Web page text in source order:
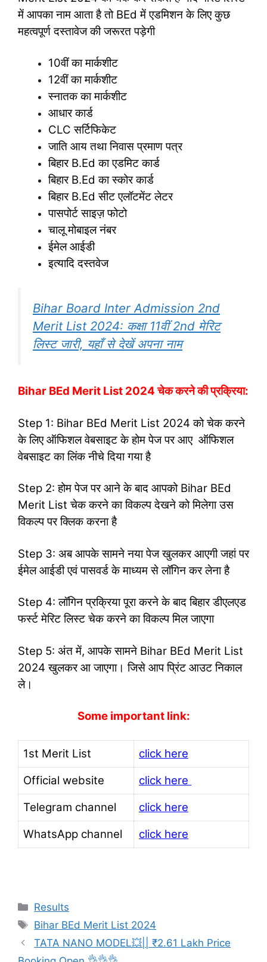
में आपका नाम आता है तो BEd में एडमिशन के लिए कुछ
महत्वपूर्ण दस्तावेज की जरूरत पड़ेगी
10वीं का मार्कशीट
12वीं का मार्कशीट
स्नातक का मार्कशीट
आधार कार्ड
CLC सर्टिफिकेट
जाति आय तथा निवास प्रमाण पत्र
बिहार B.Ed का एडमिट कार्ड
बिहार B.Ed का स्कोर कार्ड
बिहार B.Ed सीट एलॉटमेंट लेटर
पासपोर्ट साइज़ फोटो
चालू मोबाइल नंबर
ईमेल आईडी
इत्यादि दस्तवेज
Bihar Board Inter Admission 2nd
Merit List 2024: कक्षा 11वीं 2nd मेरिट
लिस्ट जारी, यहाँ से देखें अपना नाम
Bihar BEd Merit List 2024 चेक करने की प्रक्रिया:
Step 1: Bihar BEd Merit List 2024 को चेक करने
के लिए ऑफिशल वेबसाइट के होम पेज पर आए ऑफिशल
वेबसाइट का लिंक नीचे दिया गया है
Step 2: होम पेज पर आने के बाद आपको Bihar BEd
Merit List चेक करने का विकल्प देखने को मिलेगा उस
विकल्प पर क्लिक करना है
Step 3: अब आपके सामने नया पेज खुलकर आएगी जहां पर
ईमेल आईडी एवं पासवर्ड के माध्यम से लॉगिन कर लेना है
Step 4: लॉगिन प्रक्रिया पूरा करने के बाद बिहार डीएलएड
फर्स्ट मेरिट लिस्ट चेक करने का विकल्प मिल जाएगा
Step 5: अंत में, आपके सामने Bihar BEd Merit List
2024 खुलकर आ जाएगा। जिसे आप प्रिंट आउट निकाल
ले।
Some important link:
1st Merit List
click here
Official website
click here
Telegram channel
click here
WhatsApp channel
click here
Categories
Results
Tags
Bihar BEd Merit List 2024
TATA NANO MODEL💥|| ₹2.61 Lakh Price